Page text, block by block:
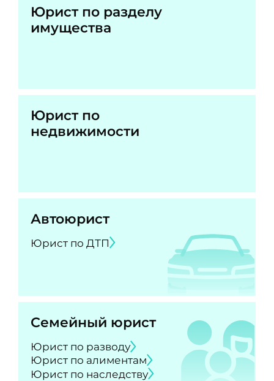
Юрист по разделу
имущества
Юрист по
недвижимости
Автоюрист
Юрист по ДТП
Семейный юрист
Юрист по разводу
Юрист по алиментам
Юрист по наследству